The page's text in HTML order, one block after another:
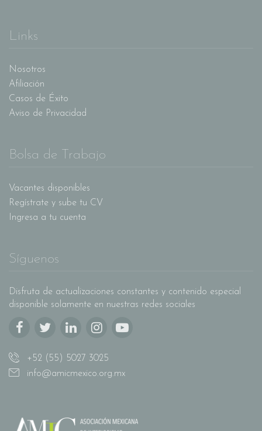
Links
Nosotros
Afiliación
Casos de Éxito
Aviso de Privacidad
Bolsa de Trabajo
Vacantes disponibles
Regístrate y sube tu CV
Ingresa a tu cuenta
Síguenos
Disfruta de actualizaciones constantes y contenido especial
disponible solamente en nuestras redes sociales
+52 (55) 5027 3025
info@amicmexico.org.mx